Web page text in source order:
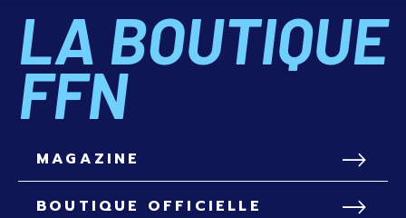
LA BOUTIQUE
FFN
MAGAZINE
BOUTIQUE OFFICIELLE